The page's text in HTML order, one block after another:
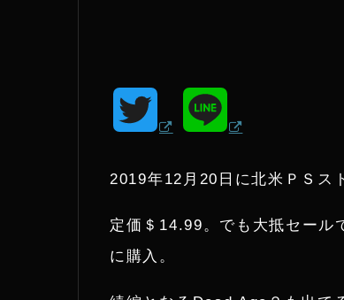
2019年12月20日に北米ＰＳス
定価＄14.99。でも大抵セール
に購入。